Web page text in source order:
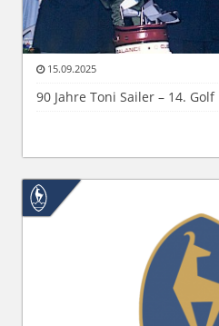
15.09.2025
90 Jahre Toni Sailer – 14.